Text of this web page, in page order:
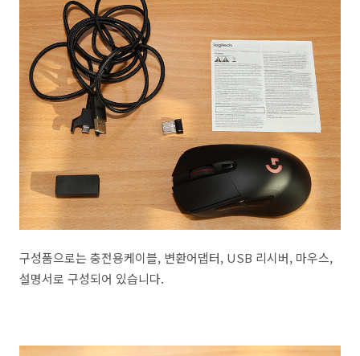
구성품으로는 충전용케이블, 변환어댑터, USB 리시버, 마우스,
설명서로 구성되어 있습니다.